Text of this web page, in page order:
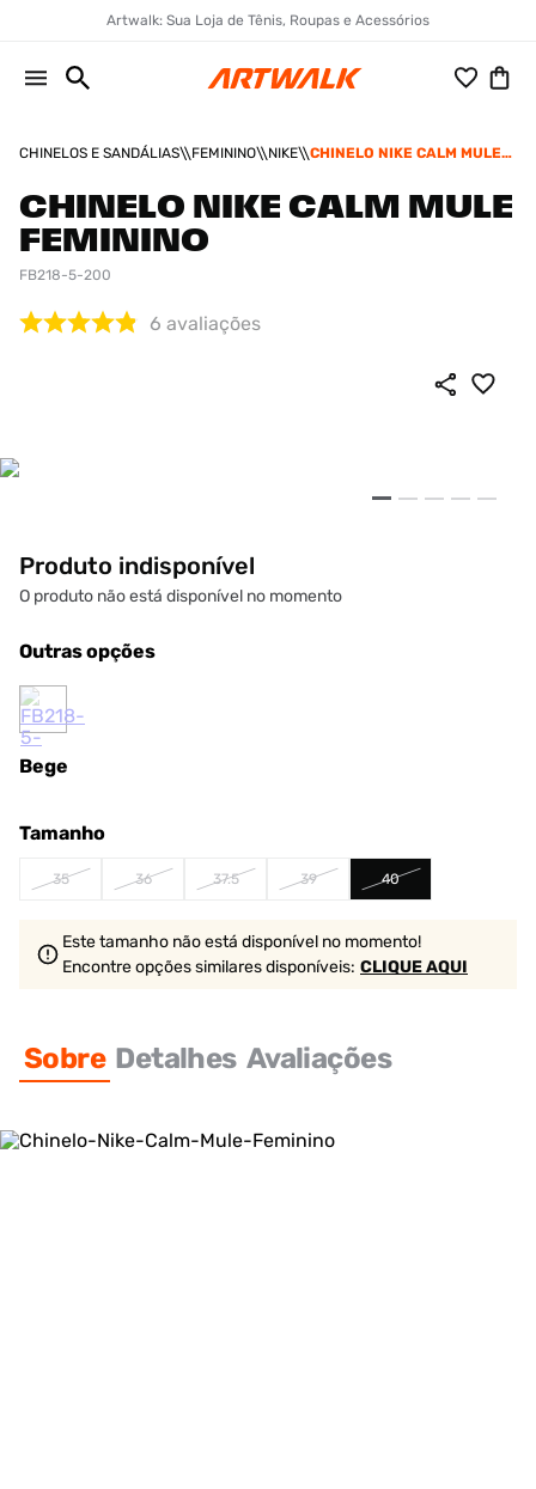
Artwalk: Sua Loja de Tênis, Roupas e Acessórios
CHINELOS E SANDÁLIAS FEMININO NIKE
CHINELO NIKE CALM MULE
CHINELO NIKE CALM MULE
FEMININO
FB218-5-200
6 avaliações
Produto indisponível
O produto não está disponível no momento
Outras opções
Bege
Tamanho
35 36 37.5 39 40
Este tamanho não está disponível no momento!
Encontre opções similaresdisponíveis: CLIQUE AQUI
Sobre Detalhes Avaliações